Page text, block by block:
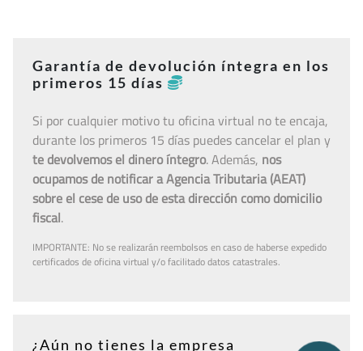
Garantía de devolución íntegra en los
primeros 15 días
Si por cualquier motivo tu oficina virtual no te encaja,
durante los primeros 15 días puedes cancelar el plan y
te devolvemos el dinero íntegro. Además, nos
ocupamos de notificar a Agencia Tributaria (AEAT)
sobre el cese de uso de esta dirección como domicilio
fiscal.
IMPORTANTE: No se realizarán reembolsos en caso de haberse expedido
certificados de oficina virtual y/o facilitado datos catastrales.
¿Aún no tienes la empresa